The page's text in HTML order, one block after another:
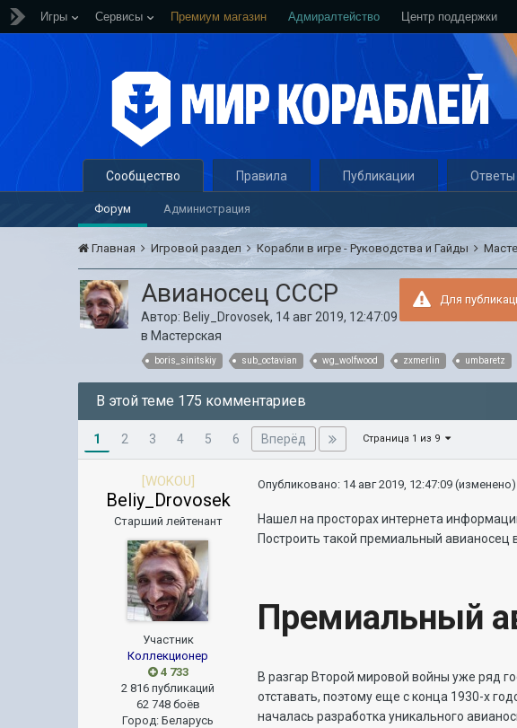
Игры Сервисы Премиум магазин Адмиралтейство Центр поддержки
Сообщество
Форум Администрация
Правила Публикации Ответы
Главная Игровой раздел Корабли в игре - Руководства и Гайды
Для
Авианосец СССР
Автор: Beliy_Drovosek, 14 авг 2019, 12:47:09
в Мастерская
boris_sinitskiy sub_octavian wg_wolfwood zxmerlin umbaretz
В этой теме 175 комментариев
1 2 3 4 5 6 Вперёд Страница 1 из 9
[WOKOU]
Beliy_Drovosek
Старший лейтенант
Участник
Коллекционер
4 733
2 816 публикаций
62 748 боёв
Город:Беларусь
Опубликовано: 14 авг 2019, 12:47:09 (изменено)
Нашел на просторах интернета
Построить такой премиальный
Премиальный
В разгар Второй мировой войны уже ряд
отставать, поэтому еще с конца 1930-х
началась разработка уникального